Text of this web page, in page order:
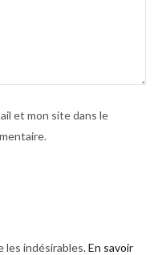
et mon site dans le
les indésirables.En savoir